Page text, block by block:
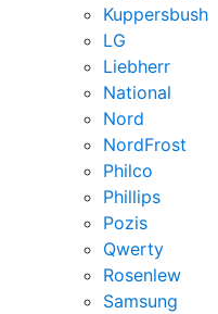
Kuppersbush
LG
Liebherr
National
Nord
NordFrost
Philco
Phillips
Pozis
Qwerty
Rosenlew
Samsung